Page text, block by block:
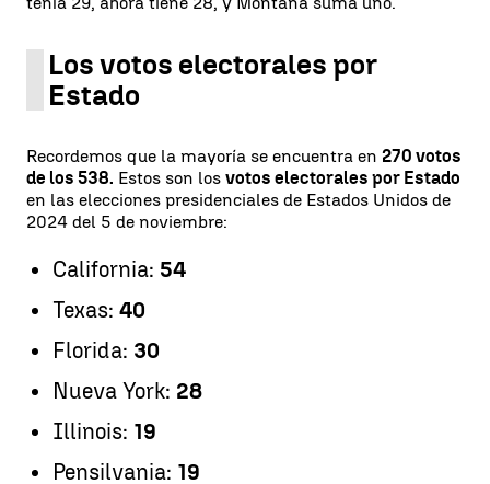
Los votos electorales por
Estado
Recordemos que la mayoría se encuentra en 270 votos
de los 538. Estos son los votos electorales por Estado
en las elecciones presidenciales de Estados Unidos de
2024 del 5 de noviembre:
California: 54
Texas: 40
Florida: 30
Nueva York: 28
Illinois: 19
Pensilvania: 19